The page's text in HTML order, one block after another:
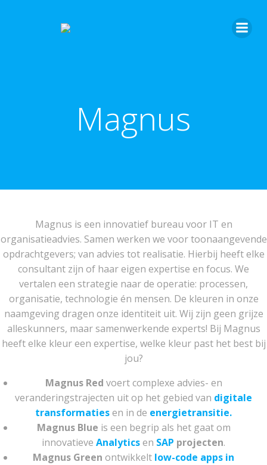
Magnus
Magnus is een innovatief bureau voor IT en
organisatieadvies. Samen werken we voor toonaangevende
opdrachtgevers; van advies tot realisatie. Hierbij heeft elke
consultant zijn of haar eigen expertise en focus. We
vertalen een strategie naar de operatie: processen,
organisatie, technologie én mensen. De kleuren in onze
naamgeving dragen onze identiteit uit. Wij zijn geen grijze
alleskunners, maar samenwerkende experts! Bij Magnus
heeft elke kleur een expertise, welke kleur past het best bij
jou?
Magnus Red voert complexe advies- en
veranderingstrajecten uit op het gebied van digitale
transformatiesen in de energietransitie.
Magnus Blue is een begrip als het gaat om
innovatieve Analyticsen SAP projecten.
Magnus Green ontwikkelt low-code apps in